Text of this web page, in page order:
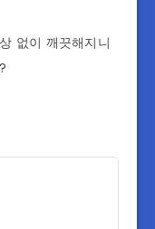
없이 깨끗해지니